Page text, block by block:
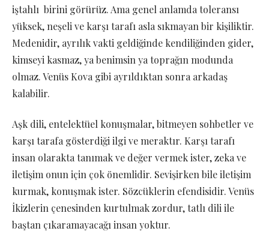
iştahlı birini görürüz. Ama genel anlamda toleransı
yüksek, neşeli ve karşı tarafı asla sıkmayan bir kişiliktir.
Medenidir, ayrılık vakti geldiğinde kendiliğinden gider,
kimseyi kasmaz, ya benimsin ya toprağın modunda
olmaz. Venüs Kova gibi ayrıldıktan sonra arkadaş
kalabilir.
Aşk dili, entelektüel konuşmalar, bitmeyen sohbetler ve
karşı tarafa gösterdiği ilgi ve meraktır. Karşı tarafı
insan olarakta tanımak ve değer vermek ister, zeka ve
iletişim onun için çok önemlidir. Sevişirken bile iletişim
kurmak, konuşmak ister. Sözcüklerin efendisidir. Venüs
İkizlerin çenesinden kurtulmak zordur, tatlı dili ile
baştan çıkaramayacağı insan yoktur.